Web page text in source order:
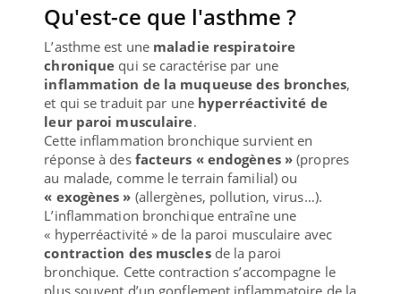
Qu'est-ce que l'asthme ?
L’asthme est une maladie respiratoire
chronique qui se caractérise par une
inflammation de la muqueuse des bronches,
et qui se traduit par une hyperréactivité de
leur paroi musculaire.
Cette inflammation bronchique survient en
réponse à des facteurs « endogènes » (propres
au malade, comme le terrain familial) ou
« exogènes » (allergènes, pollution, virus…).
L’inflammation bronchique entraîne une
« hyperréactivité » de la paroi musculaire avec
contraction des musclesde la paroi
bronchique. Cette contraction s’accompagne le
plus souvent d’un gonflement inflammatoire de la